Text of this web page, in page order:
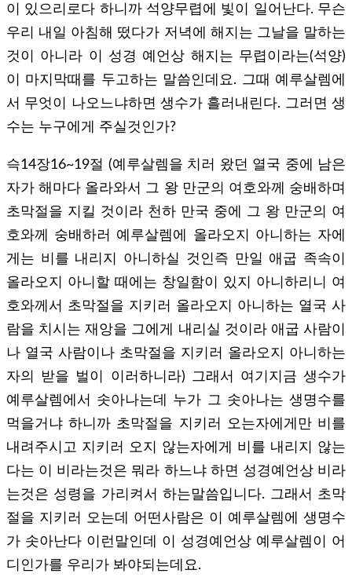
이 있으리로다 하니까 석양무렵에 빛이 일어난다. 무슨
우리 내일 아침해 떴다가 저녁에 해지는 그날을 말하는
것이 아니라 이 성경 예언상 해지는 무렵이라는(석양)
이 마지막때를 두고하는 말씀인데요. 그때 예루살렘에
서 무엇이 나오느냐하면 생수가 흘러내린다. 그러면 생
수는 누구에게 주실것인가?
슥14장16~19절 (예루살렘을 치러 왔던 열국 중에 남은
자가 해마다 올라와서 그 왕 만군의 여호와께 숭배하며
초막절을 지킬 것이라 천하 만국 중에 그 왕 만군의 여
호와께 숭배하러 예루살렘에 올라오지 아니하는 자에
게는 비를 내리지 아니하실 것인즉 만일 애굽 족속이
올라오지 아니할 때에는 창일함이 있지 아니하리니 여
호와께서 초막절을 지키러 올라오지 아니하는 열국 사
람을 치시는 재앙을 그에게 내리실 것이라 애굽 사람이
나 열국 사람이나 초막절을 지키러 올라오지 아니하는
자의 받을 벌이 이러하니라) 그래서 여기지금 생수가
예루살렘에서 솟아나는데 누가 그 솟아나는 생명수를
먹을거냐 하니까 초막절을 지키러 오는자에게만 비를
내려주시고 지키러 오지 않는자에게 비를 내리지 않는
다는 이 비라는것은 뭐라 하느냐 하면 성경예언상 비라
는것은 성령을 가리켜서 하는말씀입니다. 그래서 초막
절을 지키러 오는데 어떤사람은 이 예루살렘에 생명수
가 솟아난다 이런말인데 이 성경예언상 예루살렘이 어
디인가를 우리가 봐야되는데요.